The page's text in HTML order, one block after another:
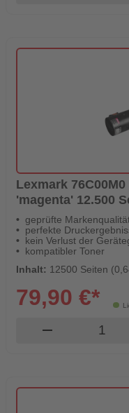
Lexmark
'magenta' 12.500
geprüfte
perfekte
kein Verlust der
kompatibler Toner
Inhalt: 12500 Seiten
79,90 €*
remove